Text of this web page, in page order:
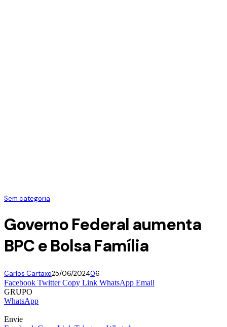
Sem categoria
Governo Federal aumenta
BPC e Bolsa Família
Carlos Cartaxo25/06/202406
Facebook Twitter Copy Link WhatsApp Email
GRUPO
WhatsApp
Envie